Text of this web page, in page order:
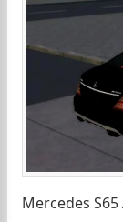
Mercedes